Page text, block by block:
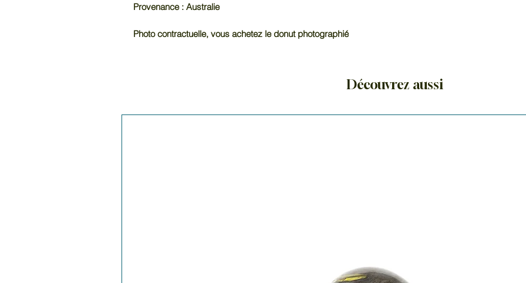
Provenance : Australie
Photo contractuelle, vous achetez le donut photographié
Découvrez aussi